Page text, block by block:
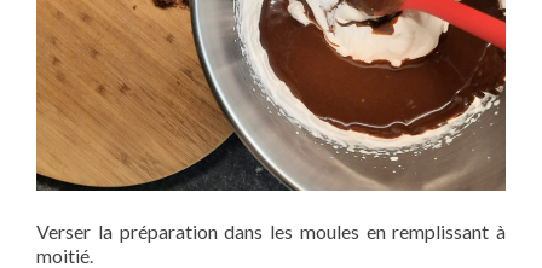
Verser la préparation dans les moules en remplissant à
moitié.